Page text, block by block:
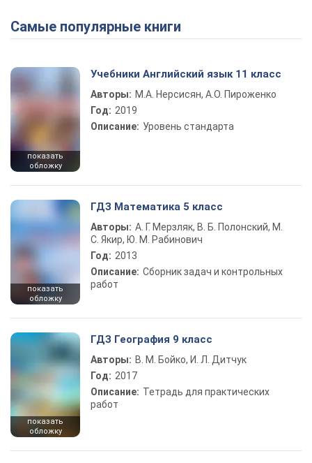
Play Video
Самые популярные книги
показать
обложку
Учебники Английский язык 11 класс
Авторы: М.А. Нерсисян, А.О. Пироженко
Год: 2019
Описание: Уровень стандарта
показать
обложку
ГДЗ Математика 5 класс
Авторы: А. Г. Мерзляк, В. Б. Полонский, М.
С. Якир, Ю. М. Рабинович
Год: 2013
Описание: Сборник задач и контрольных
работ
показать
обложку
ГДЗ География 9 класс
Авторы: В. М. Бойко, И. Л. Дитчук
Год: 2017
Описание: Тетрадь для практических
работ